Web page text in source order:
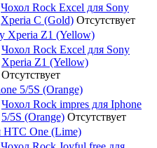
Чохол Rock Excel для Sony
Xperia C (Gold) Отсутствует
Xperia Z1 (Yellow)
Чохол Rock Excel для Sony
Xperia Z1 (Yellow)
Отсутствует
5/5S (Orange)
Чохол Rock impres для Iphone
5/5S (Orange) Отсутствует
HTC One (Lime)